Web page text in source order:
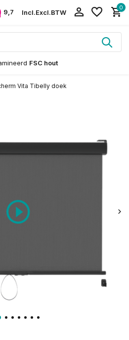
9,7 Incl.Excl.BTW
0
FSC hout
Vita Tibelly doek